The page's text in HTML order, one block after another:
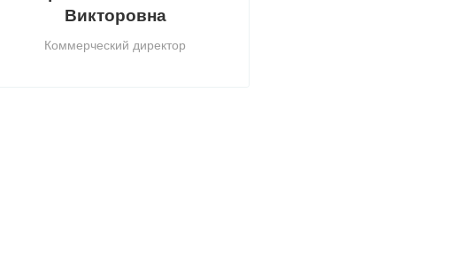
Викторовна
Коммерческий директор